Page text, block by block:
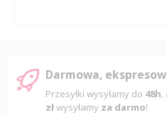
Darmowa,
Przesyłki wysyłamy do 48h,
złwysyłamy za darmo!